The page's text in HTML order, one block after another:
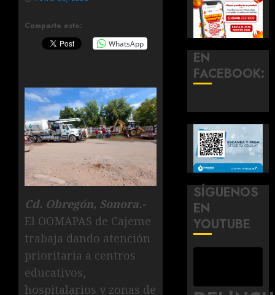
Comparte esto:
WhatsApp
Cd. Obregón, Sonora.-
El OOMAPAS de Cajeme
trabaja dando atención
prioritaria a centros
educativos,
hospitalarios y zonas de
EN
FACEBOOK:
SÍGUENOS
EN
YOUTUBE